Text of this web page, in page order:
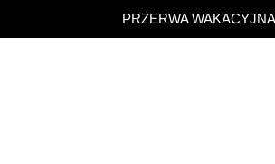
PRZERWA
zawartości